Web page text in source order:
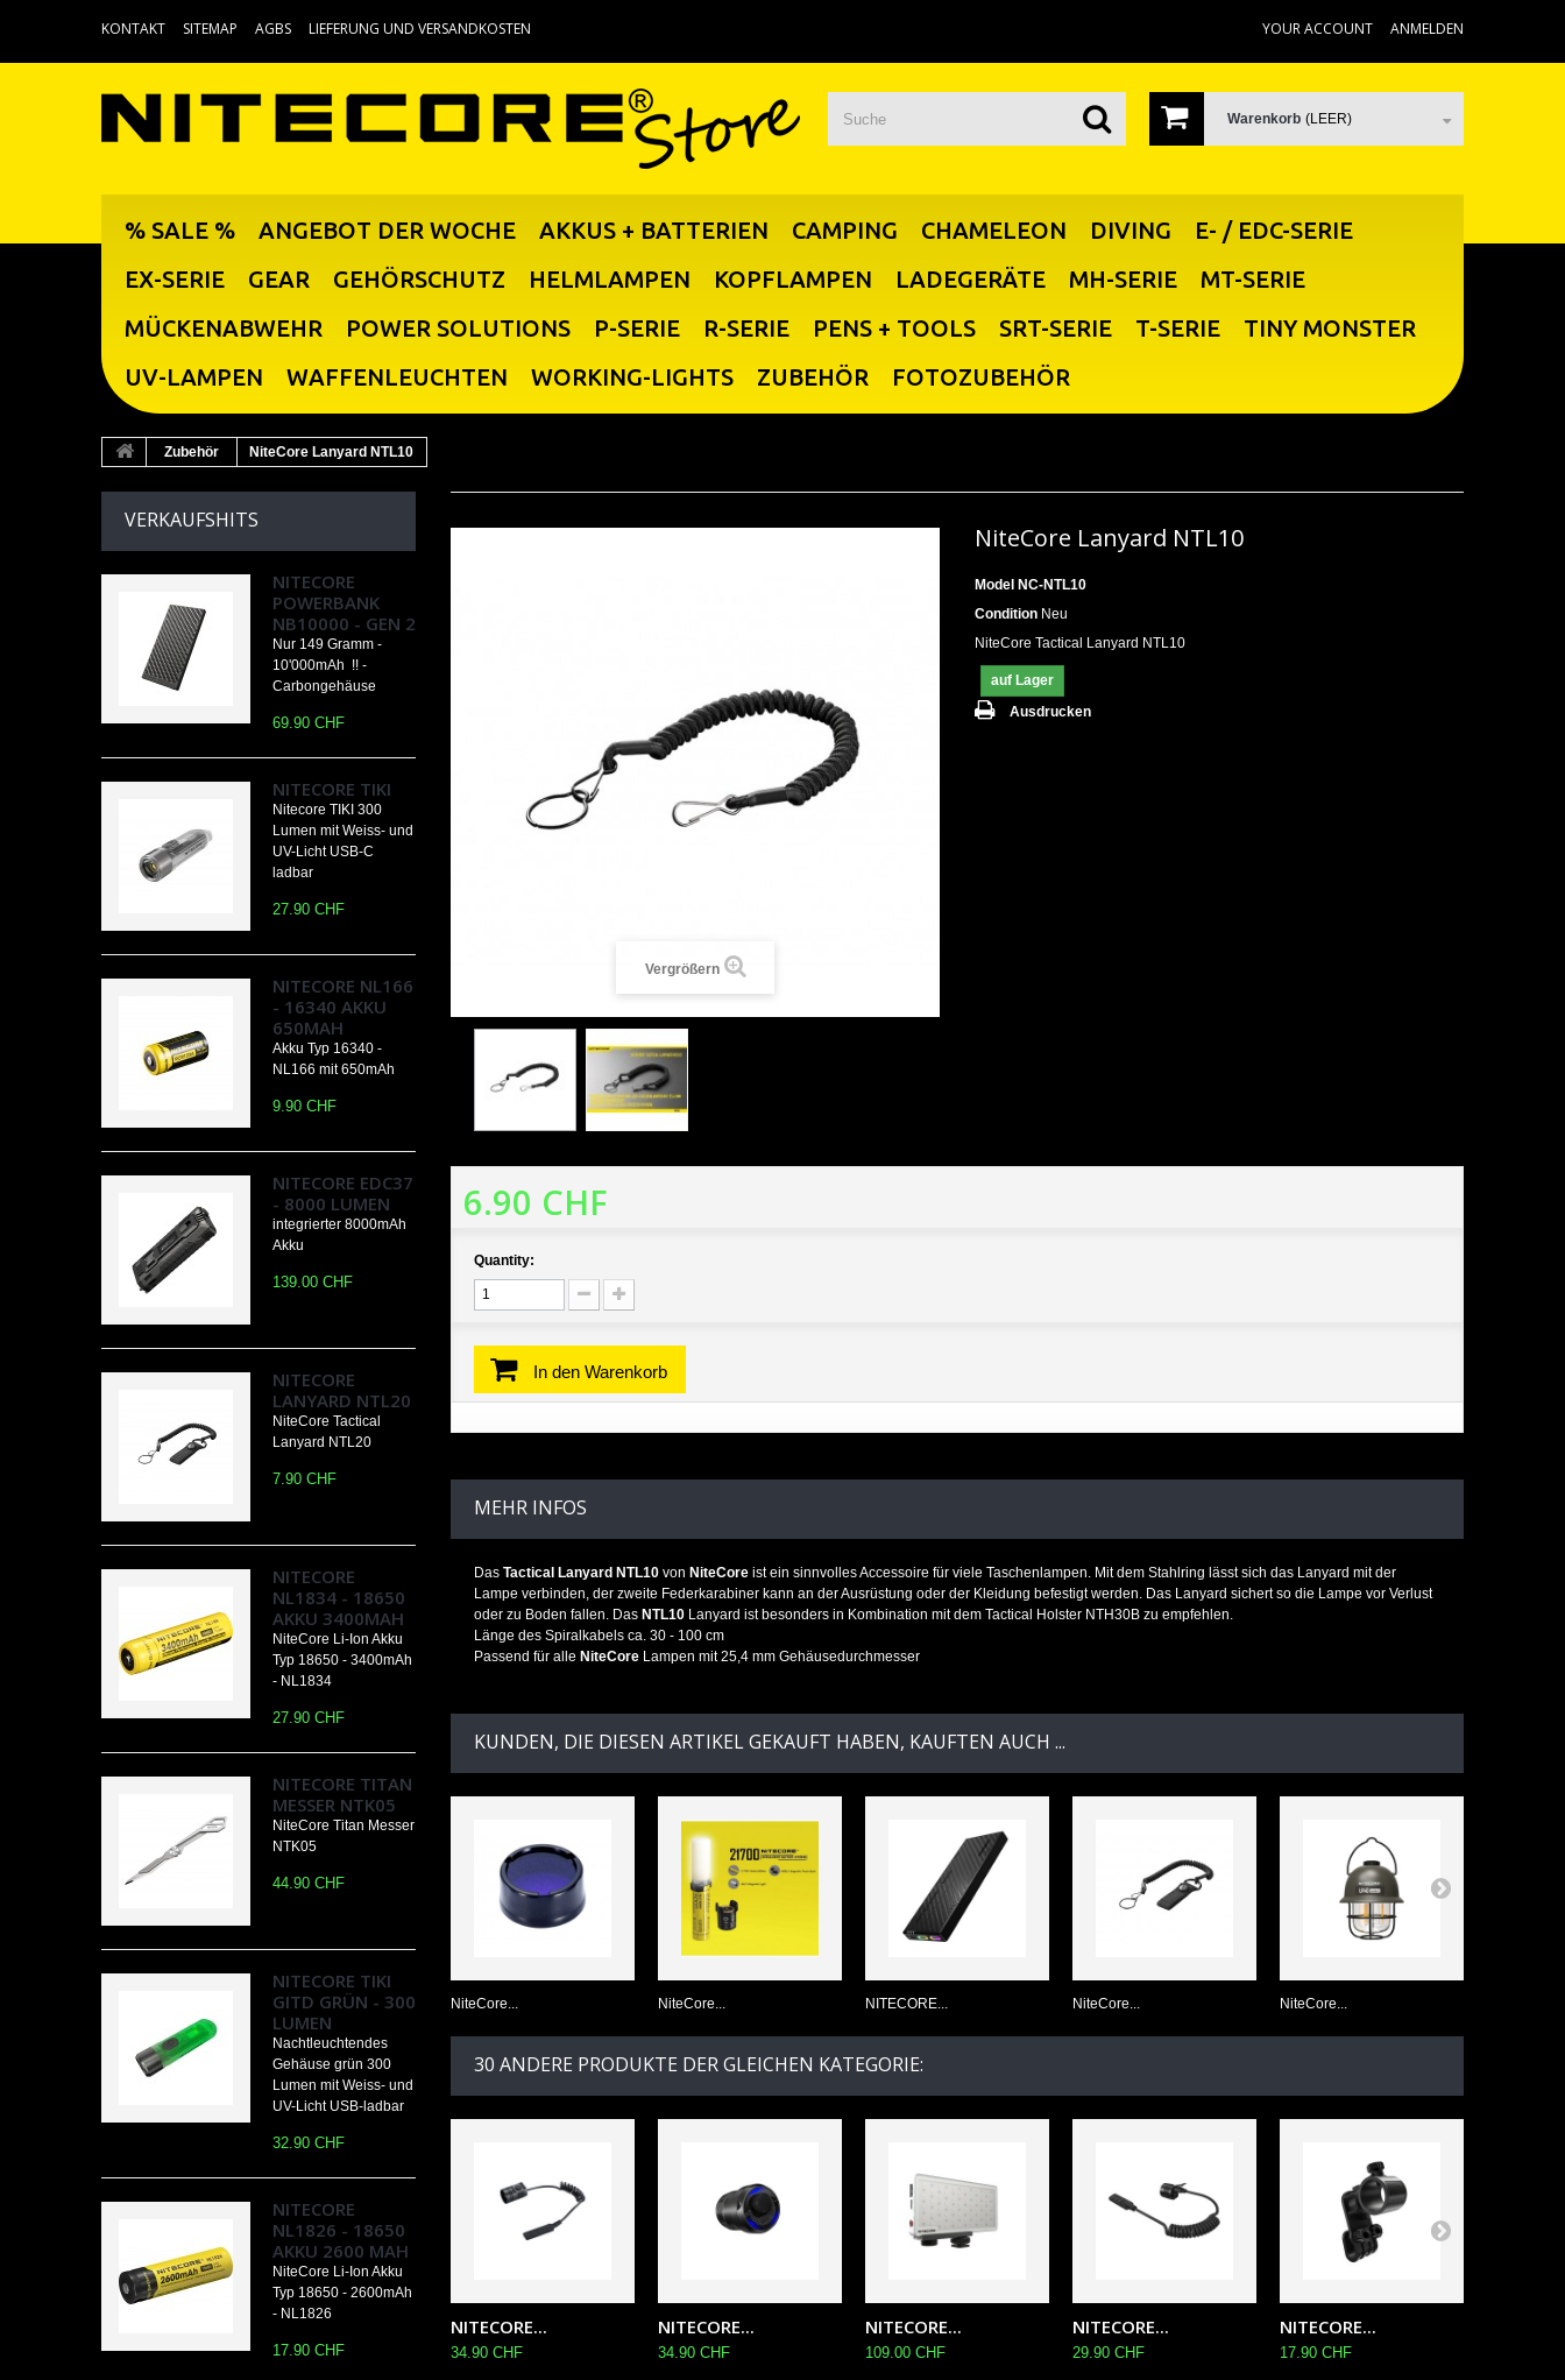
ANMELDEN
YOUR ACCOUNT
KONTAKT SITEMAP AGBS LIEFERUNG UND VERSANDKOSTEN
Warenkorb (LEER)
% SALE % ANGEBOT DER WOCHE AKKUS + BATTERIEN CAMPING CHAMELEON DIVING
E- / EDC-SERIE
EX-SERIE
GEAR GEHÖRSCHUTZ HELMLAMPEN KOPFLAMPEN LADEGERÄTE MH-SERIE
MT-SERIE
MÜCKENABWEHR
POWER SOLUTIONS P-SERIE R-SERIE PENS + TOOLS SRT-SERIE T-SERIE
TINY MONSTER
UV-LAMPEN
WAFFENLEUCHTEN WORKING-LIGHTS ZUBEHÖR FOTOZUBEHÖR
Zubehör NiteCore Lanyard NTL10
VERKAUFSHITS
NITECORE
POWERBANK
NB10000 - GEN 2
Nur 149 Gramm -
10'000mAh !! -
Carbongehäuse
69.90 CHF
NITECORE TIKI
Nitecore TIKI 300
Lumen mit Weiss- und
UV-Licht USB-C
ladbar
27.90 CHF
NITECORE NL166
- 16340 AKKU
650MAH
Akku Typ 16340 -
NL166 mit 650mAh
9.90 CHF
NITECORE EDC37
- 8000 LUMEN
integrierter 8000mAh
Akku
139.00 CHF
NITECORE
LANYARD NTL20
NiteCore Tactical
Lanyard NTL20
7.90 CHF
NITECORE
NL1834 - 18650
AKKU 3400MAH
NiteCore Li-Ion Akku
Typ 18650 - 3400mAh
- NL1834
27.90 CHF
NITECORE TITAN
MESSER NTK05
NiteCore Titan Messer
NTK05
44.90 CHF
NITECORE TIKI
GITD GRÜN - 300
LUMEN
Nachtleuchtendes
Gehäuse grün 300
Lumen mit Weiss- und
UV-Licht USB-ladbar
32.90 CHF
NITECORE
NL1826 - 18650
AKKU 2600 MAH
NiteCore Li-Ion Akku
Typ 18650 - 2600mAh
- NL1826
17.90 CHF
Vergrößern
NiteCore Lanyard NTL10
Model NC-NTL10
Condition Neu
NiteCore Tactical Lanyard NTL10
auf Lager
Ausdrucken
6.90 CHF
Quantity:
In den Warenkorb
MEHR INFOS
Das Tactical Lanyard NTL10 von NiteCore ist ein sinnvolles Accessoire für viele Taschenlampen. Mit dem Stahlring lässt sich das Lanyard mit der
Lampe verbinden, der zweite Federkarabiner kann an der Ausrüstung oder der Kleidung befestigt werden. Das Lanyard sichert so die Lampe vor Verlust
oder zu Boden fallen. Das NTL10 Lanyard ist besonders in Kombination mit dem Tactical Holster NTH30B zu empfehlen.
Länge des Spiralkabels ca. 30 - 100 cm
Passend für alle NiteCore Lampen mit 25,4 mm Gehäusedurchmesser
KUNDEN, DIE DIESEN ARTIKEL GEKAUFT HABEN, KAUFTEN AUCH ...
NiteCore... NiteCore... NITECORE... NiteCore... NiteCore...
30 ANDERE PRODUKTE DER GLEICHEN KATEGORIE:
NITECORE...
34.90 CHF
NITECORE...
34.90 CHF
NITECORE...
109.00 CHF
NITECORE...
29.90 CHF
NITECORE...
17.90 CHF